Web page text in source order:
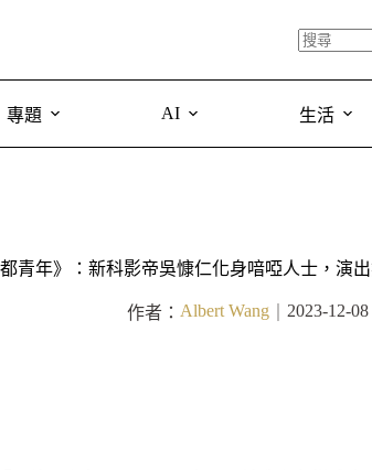
專題 AI 生活
青年》：新科影帝吳慷仁化身喑啞人士，演
作者： Albert Wang｜ 2023-12-08